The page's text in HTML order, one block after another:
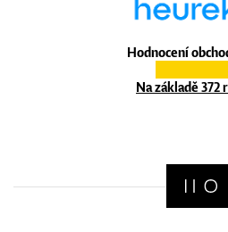
Hodnocení
Na základě 372